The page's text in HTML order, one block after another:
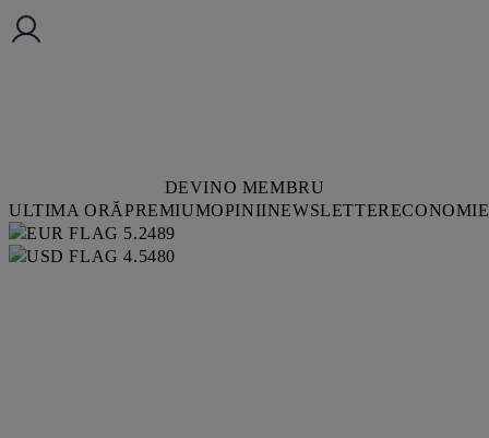
DEVINO MEMBRU
ULTIMA ORĂPREMIUMOPINIINEWSLETTERECONOMIE
5.2489
4.5480